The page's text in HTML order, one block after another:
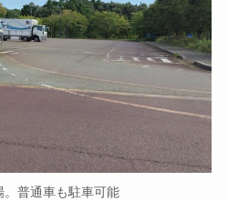
。普通車も駐車可能